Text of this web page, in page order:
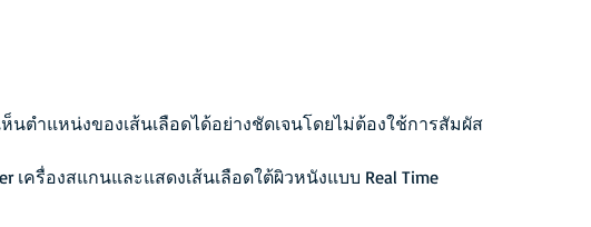
ารถเห็นตำแหน่งของเส้นเลือดได้อย่างชัดเจนโดยไม่ต้องใช้การสัมผัส
เครื่องสแกนและแสดงเส้นเลือดใต้ผิวหนังแบบ Real Time